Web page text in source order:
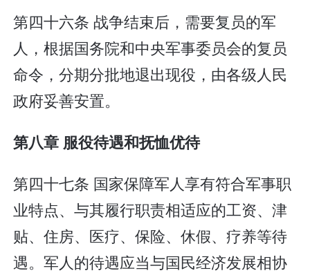
第四十六条 战争结束后，需要复员的军
人，根据国务院和中央军事委员会的复员
命令，分期分批地退出现役，由各级人民
政府妥善安置。
第八章 服役待遇和抚恤优待
第四十七条 国家保障军人享有符合军事职
业特点、与其履行职责相适应的工资、津
贴、住房、医疗、保险、休假、疗养等待
遇。军人的待遇应当与国民经济发展相协